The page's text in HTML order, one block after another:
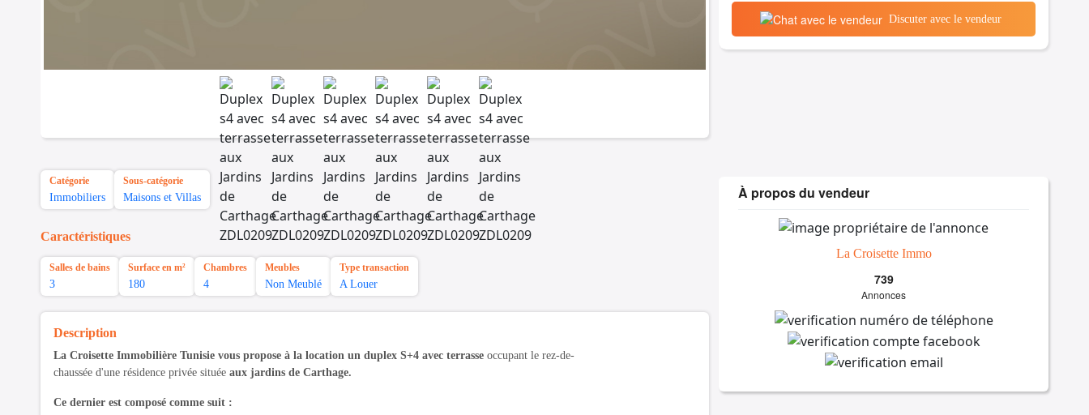
Discuter avec le vendeur
Catégorie
Immobiliers
Sous-catégorie
Maisons et Villas
Caractéristiques
Salles de bains
3
Surface en m²
180
Chambres
4
Meubles
Non Meublé
Type transaction
A Louer
Description
La Croisette Immobilière Tunisie vous propose à la location un duplex S+4 avec terrasse occupant le rez-de-
chaussée d'une résidence privée située aux jardins de Carthage.
Ce dernier est composé comme suit :
À propos du vendeur
La Croisette Immo
739
Annonces